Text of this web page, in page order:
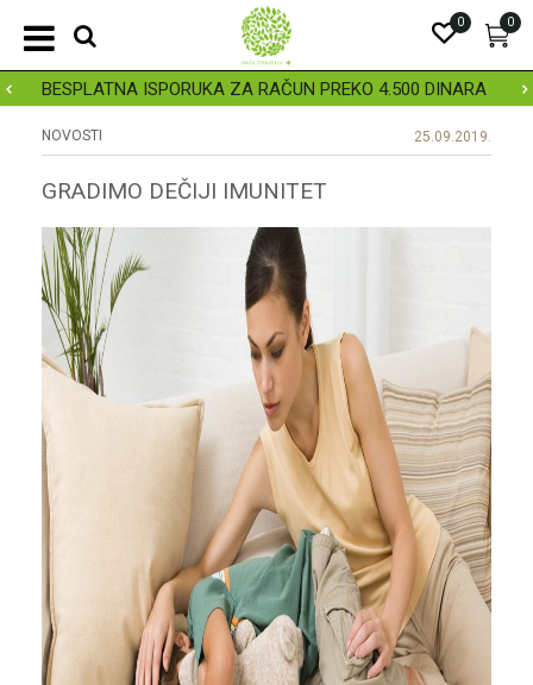
BESPLATNA ISPORUKA ZA RAČUN PREKO 4.500 DINARA
0
0
NOVOSTI 25.09.2019.
GRADIMO DEČIJI IMUNITET